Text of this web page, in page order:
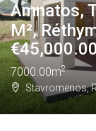
Amnatos,
M²,
€
7000.00m2
Stavromenos,